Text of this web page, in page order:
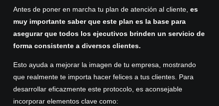
Antes de poner en marcha tu plan de atención al cliente, es
muy importante saber que este plan es la base para
asegurar que todos los ejecutivos brinden un servicio de
forma consistente a diversos clientes.
Esto ayuda a mejorar la imagen de tu empresa, mostrando
que realmente te importa hacer felices a tus clientes. Para
desarrollar eficazmente este protocolo, es aconsejable
incorporar elementos clave como: